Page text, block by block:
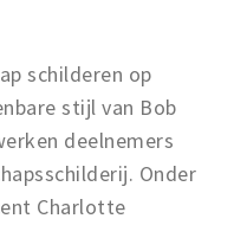
schilderen op
stijl van Bob
deelnemers
Onder
Charlotte